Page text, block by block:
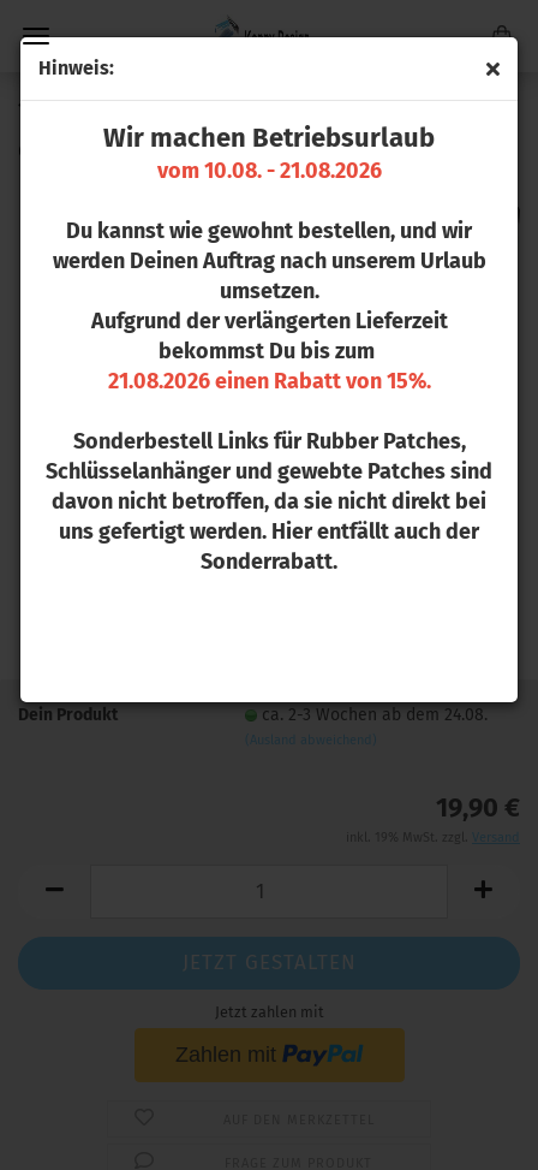
Hin­weis:
Wir machen Betriebsurlaub
vom 10.08. - 21.08.2026
Du kannst wie gewohnt bestellen, und wir
werden Deinen Auftrag nach unserem Urlaub
umsetzen.
Aufgrund der verlängerten Lieferzeit
bekommst Du bis zum
21.08.2026 einen Rabatt von 15%.
Sonderbestell Links für Rubber Patches,
Schlüsselanhänger und gewebte Patches sind
davon nicht betroffen, da sie nicht direkt bei
uns gefertigt werden. Hier entfällt auch der
Sonderrabatt.
1
Chi­ne­si­sche Kis­sen 40x40 cm
Dein Produkt ca. 2-3 Wochen ab dem 24.08.
(Ausland abweichend)
19,90 €
Versand
JETZT GESTALTEN
Jetzt zahlen mit